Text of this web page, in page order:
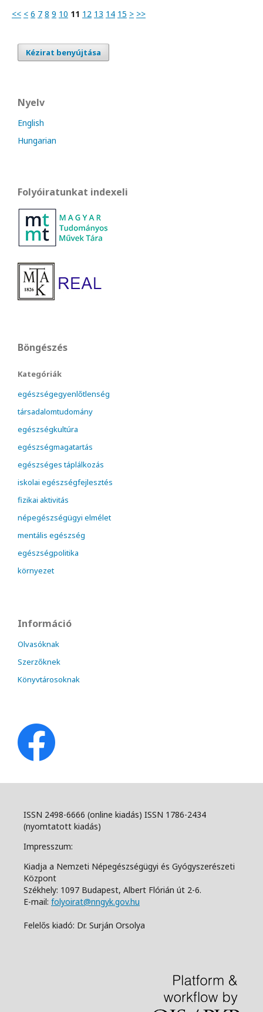
<< < 6 7 8 9 10 11 12 13 14 15 > >>
Kézirat benyújtása
Nyelv
English
Hungarian
Folyóiratunkat indexeli
Böngészés
Kategóriák
egészségegyenlőtlenség
társadalomtudomány
egészségkultúra
egészségmagatartás
egészséges táplálkozás
iskolai egészségfejlesztés
fizikai aktivitás
népegészségügyi elmélet
mentális egészség
egészségpolitika
környezet
Információ
Olvasóknak
Szerzőknek
Könyvtárosoknak
ISSN 2498-6666 (online kiadás) ISSN 1786-2434
(nyomtatott kiadás)
Impresszum:
Kiadja a Nemzeti Népegészségügyi és Gyógyszerészeti
Központ
Székhely: 1097 Budapest, Albert Flórián út 2-6.
E-mail: folyoirat@nngyk.gov.hu
Felelős kiadó: Dr. Surján Orsolya